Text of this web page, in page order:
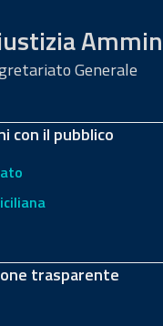
Generale
con il pubblico
trasparente